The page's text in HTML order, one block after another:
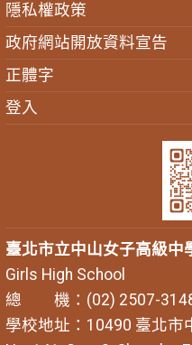
隱私權政策
政府網站開放資料宣告
正體字
登入
臺北市立中山女子高級中
Girls High School
總 機：(02) 2507-
學校地址：10490 臺北市